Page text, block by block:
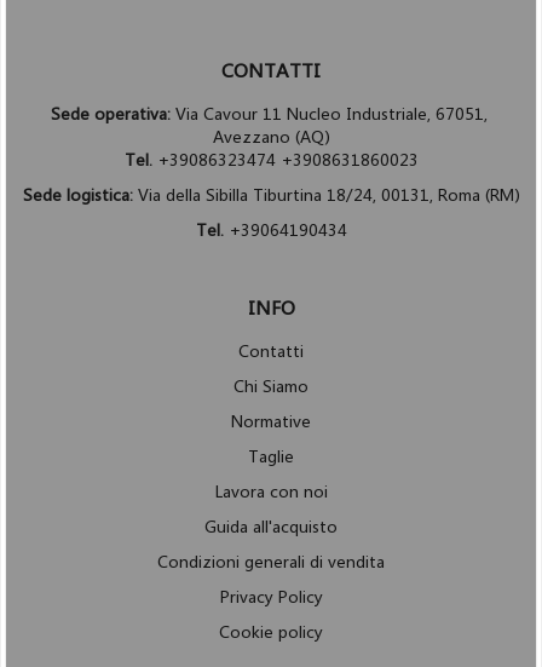
CONTATTI
Sede operativa:Via Cavour 11 Nucleo Industriale, 67051,
Avezzano (AQ)
Tel. +39086323474 +3908631860023
Sede logistica:Via della Sibilla Tiburtina 18/24, 00131, Roma (RM)
Tel. +39064190434
INFO
Contatti
Chi Siamo
Normative
Taglie
Lavora con noi
Guida all'acquisto
Condizioni generali di vendita
Privacy Policy
Cookie policy